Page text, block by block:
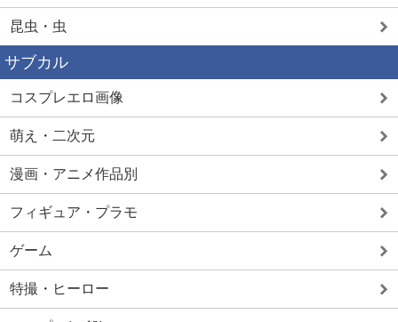
昆虫・虫
サブカル
コスプレエロ画像
萌え・二次元
漫画・アニメ作品別
フィギュア・プラモ
ゲーム
特撮・ヒーロー